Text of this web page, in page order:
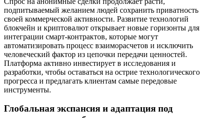
подпитываемый желанием людей сохранить приватность
своей коммерческой активности. Развитие технологий
блокчейн и криптовалют открывает новые горизонты для
интеграции смарт-контрактов, которые могут
автоматизировать процесс взаиморасчетов и исключить
человеческий фактор из цепочки передачи ценностей.
Платформа активно инвестирует в исследования и
разработки, чтобы оставаться на острие технологического
прогресса и предлагать клиентам самые передовые
инструменты.
Глобальная экспансия и адаптация под